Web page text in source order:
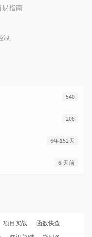
易指南
制
540
208
6年152天
6 天前
项目实战
函数快查